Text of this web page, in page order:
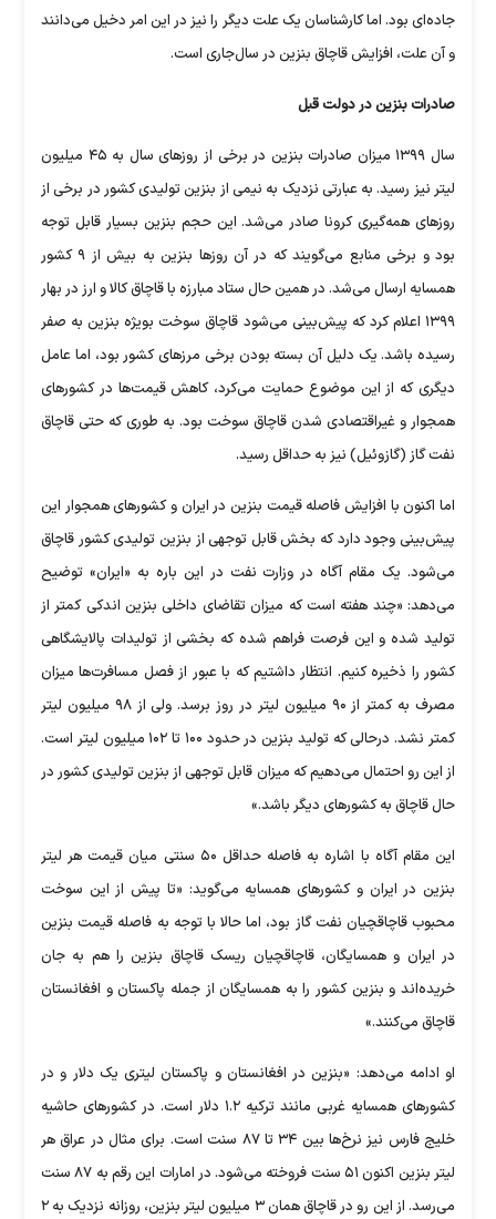
جاده‌ای بود. اما کارشناسان یک علت دیگر را نیز در این امر دخیل می‌دانند
و آن علت، افزایش قاچاق بنزین در سال‌جاری است.
صادرات بنزین در دولت قبل
سال ۱۳۹۹ میزان صادرات بنزین در برخی از روز‌های سال به ۴۵ میلیون
لیتر نیز رسید. به عبارتی نزدیک به نیمی از بنزین تولیدی کشور در برخی از
روز‌های همه‌گیری کرونا صادر می‌شد. این حجم بنزین بسیار قابل توجه
بود و برخی منابع می‌گویند که در آن روز‌ها بنزین به بیش از ۹ کشور
همسایه ارسال می‌شد. در همین حال ستاد مبارزه با قاچاق کالا و ارز در بهار
۱۳۹۹ اعلام کرد که پیش‌بینی می‌شود قاچاق سوخت بویژه بنزین به صفر
رسیده باشد. یک دلیل آن بسته بودن برخی مرز‌های کشور بود، اما عامل
دیگری که از این موضوع حمایت می‌کرد، کاهش قیمت‌ها در کشور‌های
همجوار و غیراقتصادی شدن قاچاق سوخت بود. به طوری که حتی قاچاق
نفت گاز (گازوئیل) نیز به حداقل رسید.
اما اکنون با افزایش فاصله قیمت بنزین در ایران و کشور‌های همجوار این
پیش‌بینی وجود دارد که بخش قابل توجهی از بنزین تولیدی کشور قاچاق
می‌شود. یک مقام آگاه در وزارت نفت در این باره به «ایران» توضیح
می‌دهد: «چند هفته است که میزان تقاضای داخلی بنزین اندکی کمتر از
تولید شده و این فرصت فراهم شده که بخشی از تولیدات پالایشگاهی
کشور را ذخیره کنیم. انتظار داشتیم که با عبور از فصل مسافرت‌ها میزان
مصرف به کمتر از ۹۰ میلیون لیتر در روز برسد. ولی از ۹۸ میلیون لیتر
کمتر نشد. درحالی که تولید بنزین در حدود ۱۰۰ تا ۱۰۲ میلیون لیتر است.
از این رو احتمال می‌دهیم که میزان قابل توجهی از بنزین تولیدی کشور در
حال قاچاق به کشور‌های دیگر باشد.»
این مقام آگاه با اشاره به فاصله حداقل ۵۰ سنتی میان قیمت هر لیتر
بنزین در ایران و کشور‌های همسایه می‌گوید: «تا پیش از این سوخت
محبوب قاچاقچیان نفت گاز بود، اما حالا با توجه به فاصله قیمت بنزین
در ایران و همسایگان، قاچاقچیان ریسک قاچاق بنزین را هم به جان
خریده‌اند و بنزین کشور را به همسایگان از جمله پاکستان و افغانستان
قاچاق می‌کنند.»
او ادامه می‌دهد: «بنزین در افغانستان و پاکستان لیتری یک دلار و در
کشور‌های همسایه غربی مانند ترکیه ۱.۲ دلار است. در کشور‌های حاشیه
خلیج فارس نیز نرخ‌ها بین ۳۴ تا ۸۷ سنت است. برای مثال در عراق هر
لیتر بنزین اکنون ۵۱ سنت فروخته می‌شود. در امارات این رقم به ۸۷ سنت
می‌رسد. از این رو در قاچاق همان ۳ میلیون لیتر بنزین، روزانه نزدیک به ۲